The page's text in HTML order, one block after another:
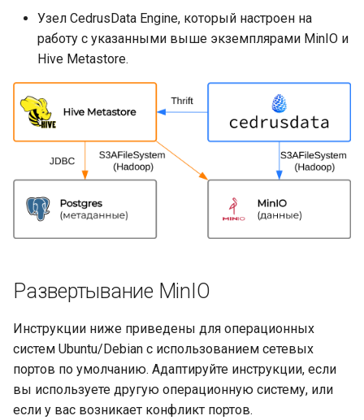
Узел CedrusData Engine, который настроен на
работу с указанными выше экземплярами MinIO и
Hive Metastore.
Развертывание MinIO
Инструкции ниже приведены для операционных
систем Ubuntu/Debian с использованием сетевых
портов по умолчанию. Адаптируйте инструкции, если
вы используете другую операционную систему, или
если у вас возникает конфликт портов.